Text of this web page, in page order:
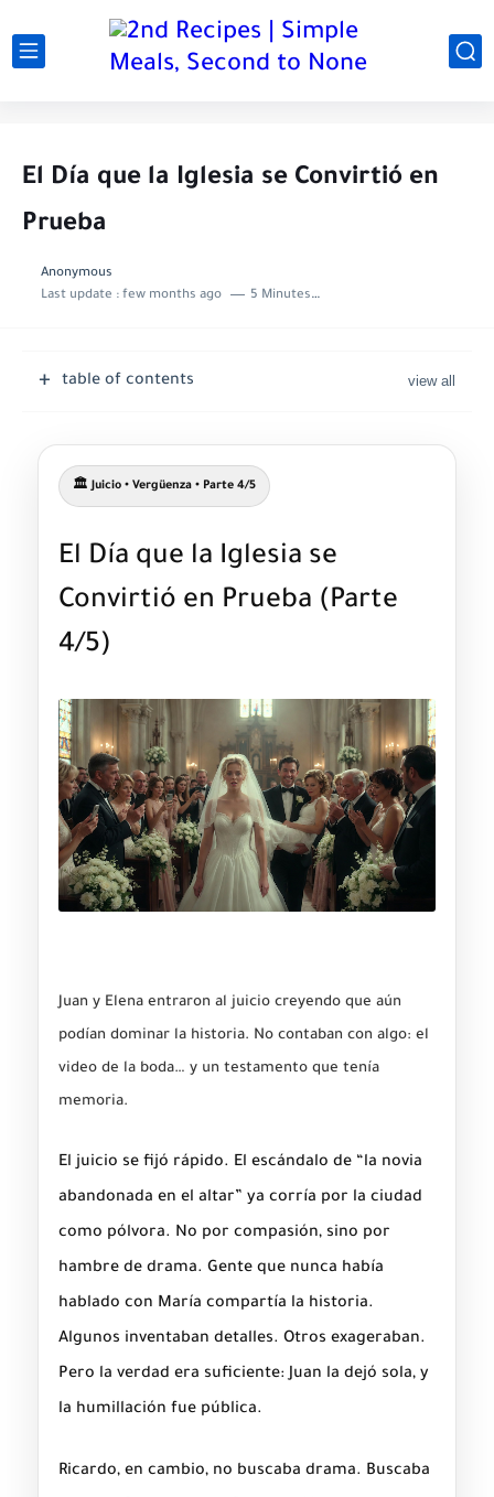
El Día que la Iglesia se Convirtió en
Prueba
Anonymous
Last update : few months ago 5 Minutes to read
table of contents
🏛️ Juicio • Vergüenza • Parte 4/5
El Día que la Iglesia se
Convirtió en Prueba (Parte
4/5)
Juan y Elena entraron al juicio creyendo que aún
podían dominar la historia. No contaban con algo: el
video de la boda… y un testamento que tenía
memoria.
El juicio se fijó rápido. El escándalo de “la novia
abandonada en el altar” ya corría por la ciudad
como pólvora. No por compasión, sino por
hambre de drama. Gente que nunca había
hablado con María compartía la historia.
Algunos inventaban detalles. Otros exageraban.
Pero la verdad era suficiente: Juan la dejó sola, y
la humillación fue pública.
Ricardo, en cambio, no buscaba drama. Buscaba